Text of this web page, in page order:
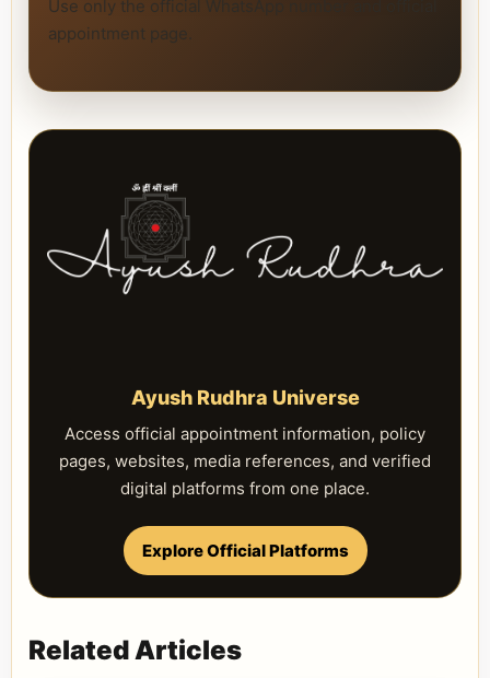
Use only the official WhatsApp number and official
appointment page.
Ayush Rudhra Universe
Access official appointment information, policy
pages, websites, media references, and verified
digital platforms from one place.
Explore Official Platforms
Related Articles